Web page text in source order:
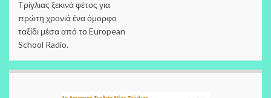
Τρίγλιας ξεκινά φέτος για
πρώτη χρονιά ένα όμορφο
ταξίδι μέσα από το European
School Radio.